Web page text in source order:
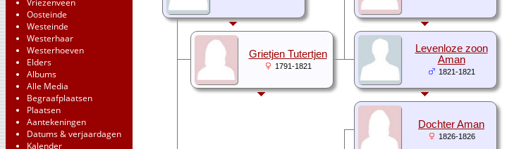
Vriezenveen
Oosteinde
Westeinde
Westerhaar
Westerhoeven
Elders
Albums
Alle Media
Begraafplaatsen
Plaatsen
Aantekeningen
Datums & verjaardagen
Kalender
Levenloze zoon
Aman
1821-1821
Grietjen Tutertjen
1791-1821
Dochter Aman
1826-1826